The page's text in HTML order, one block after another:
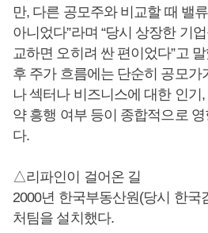
만, 다른 공모주와 비교할 때 밸
아니었다”라며 “당시 상장한 기
교하면 오히려 싼 편이었다”고
후 주가 흐름에는 단순히 공모가
나 섹터나 비즈니스에 대한 인기
약 흥행 여부 등이 종합적으로
다.
△리파인이 걸어온 길
2000년 한국부동산원(당시 한국
처팀을 설치했다.